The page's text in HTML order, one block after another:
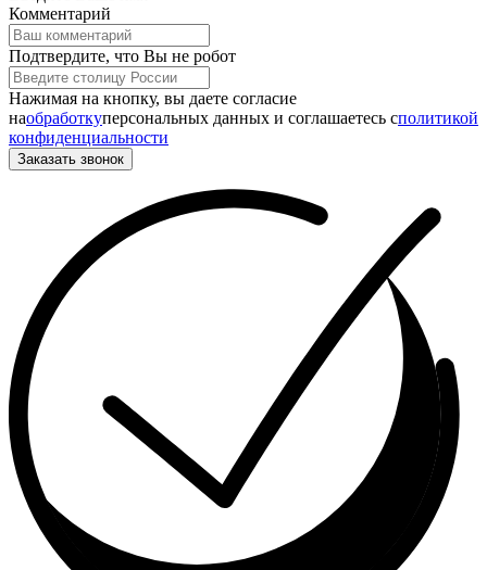
Комментарий
Подтвердите, что Вы не робот
Нажимая на кнопку, вы даете согласие
наобработкуперсональных данных и соглашаетесь cполитикой
конфиденциальности
Заказать звонок